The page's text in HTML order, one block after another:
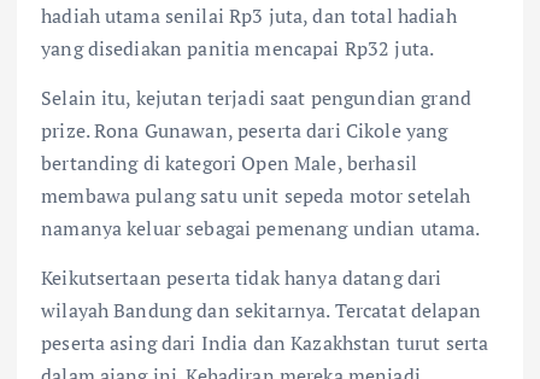
hadiah utama senilai Rp3 juta, dan total hadiah
yang disediakan panitia mencapai Rp32 juta.
Selain itu, kejutan terjadi saat pengundian grand
prize. Rona Gunawan, peserta dari Cikole yang
bertanding di kategori Open Male, berhasil
membawa pulang satu unit sepeda motor setelah
namanya keluar sebagai pemenang undian utama.
Keikutsertaan peserta tidak hanya datang dari
wilayah Bandung dan sekitarnya. Tercatat delapan
peserta asing dari India dan Kazakhstan turut serta